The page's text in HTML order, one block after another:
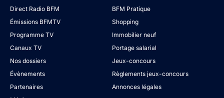
Direct Radio BFM
Émissions BFMTV
Programme TV
Canaux TV
Nos dossiers
Évènements
Partenaires
BFM Pratique
Shopping
Immobilier neuf
Portage salarial
Jeux-concours
Règlements jeux-concours
Annonces légales